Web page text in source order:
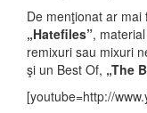
De menţionat ar
„Hatefiles”,
remixuri sau mixuri
şi un Best Of, „The
[youtube=http://